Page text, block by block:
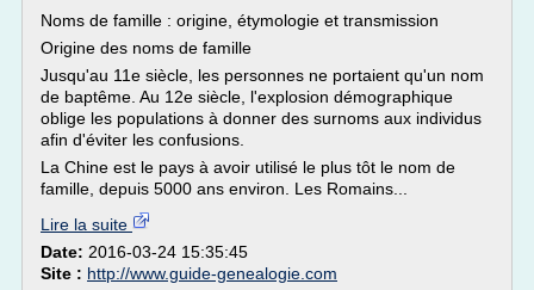
Noms de famille : origine, étymologie et transmission
Origine des noms de famille
Jusqu'au 11e siècle, les personnes ne portaient qu'un nom
de baptême. Au 12e siècle, l'explosion démographique
oblige les populations à donner des surnoms aux individus
afin d'éviter les confusions.
La Chine est le pays à avoir utilisé le plus tôt le nom de
famille, depuis 5000 ans environ. Les Romains...
Lire la suite
Date: 2016-03-24 15:35:45
Site : http://www.guide-genealogie.com